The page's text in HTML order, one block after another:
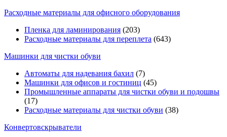
Расходные материалы для офисного оборудования
Пленка для ламинирования (203)
Расходные материалы для переплета (643)
Машинки для чистки обуви
Автоматы для надевания бахил (7)
Машинки для офисов и гостиниц (45)
Промышленные аппараты для чистки обуви и подошвы
(17)
Расходные материалы для чистки обуви (38)
Конвертовскрыватели